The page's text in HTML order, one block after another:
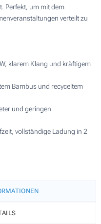
Perfekt, um mit dem
verteilt zu
klarem Klang und kräftigem
Bambus und recyceltem
und geringen
vollständige Ladung in 2